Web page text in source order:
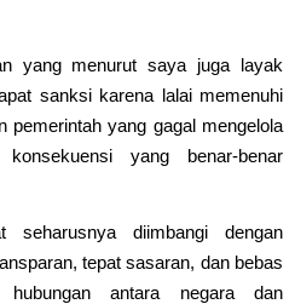
yang menurut saya juga layak
sanksi karena lalai memenuhi
pemerintah yang gagal mengelola
yang benar-benar
diimbangi dengan
tepat sasaran, dan bebas
hubungan antara negara dan